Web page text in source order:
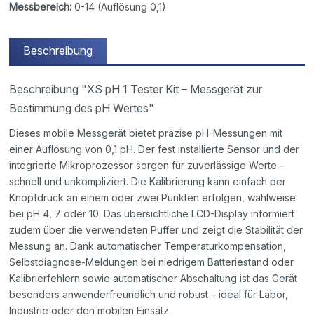
Messbereich: 0-14 (Auflösung 0,1)
Beschreibung
Beschreibung "XS pH 1 Tester Kit – Messgerät zur
Bestimmung des pH Wertes"
Dieses mobile Messgerät bietet präzise pH-Messungen mit
einer Auflösung von 0,1 pH. Der fest installierte Sensor und der
integrierte Mikroprozessor sorgen für zuverlässige Werte –
schnell und unkompliziert. Die Kalibrierung kann einfach per
Knopfdruck an einem oder zwei Punkten erfolgen, wahlweise
bei pH 4, 7 oder 10. Das übersichtliche LCD-Display informiert
zudem über die verwendeten Puffer und zeigt die Stabilität der
Messung an. Dank automatischer Temperaturkompensation,
Selbstdiagnose-Meldungen bei niedrigem Batteriestand oder
Kalibrierfehlern sowie automatischer Abschaltung ist das Gerät
besonders anwenderfreundlich und robust – ideal für Labor,
Industrie oder den mobilen Einsatz.